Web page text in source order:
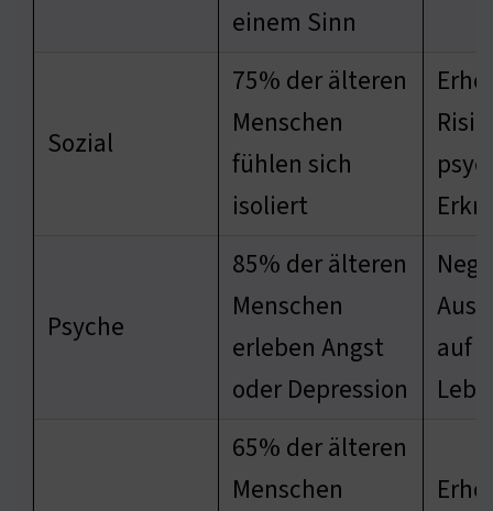
einem Sinn
Sozial
75% der älteren
Menschen
fühlen sich
isoliert
Psyche
85% der älteren
Menschen
erleben Angst
oder Depression
auf
65% der älteren
Menschen